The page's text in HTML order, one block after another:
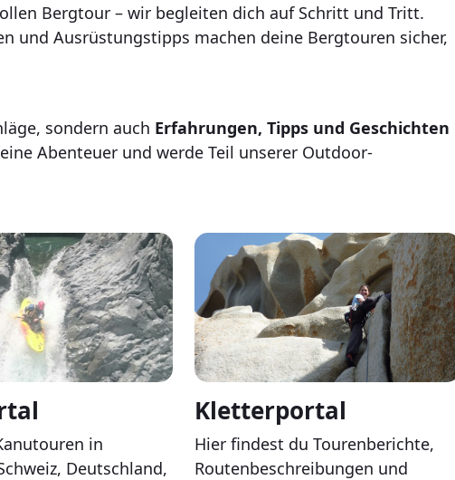
Bergtour – wir begleiten dich auf Schritt und Tritt.
und Ausrüstungstipps machen deine Bergtouren sicher,
sondern auch Erfahrungen, Tipps und Geschichten
Abenteuer und werde Teil unserer Outdoor-
in
Deutschland,
Kletterportal
Hier findest du Tourenberichte,
Routenbeschreibungen und